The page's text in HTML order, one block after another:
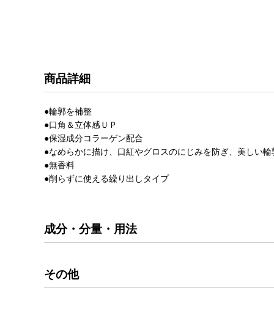
商品詳細
●輪郭を補整
●口角＆立体感ＵＰ
●保湿成分コラーゲン配合
●なめらかに描け、口紅やグロスのにじみを防ぎ、美しい輪
●無香料
●削らずに使える繰り出しタイプ
成分・分量・用法
その他